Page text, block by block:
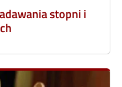
stopni i